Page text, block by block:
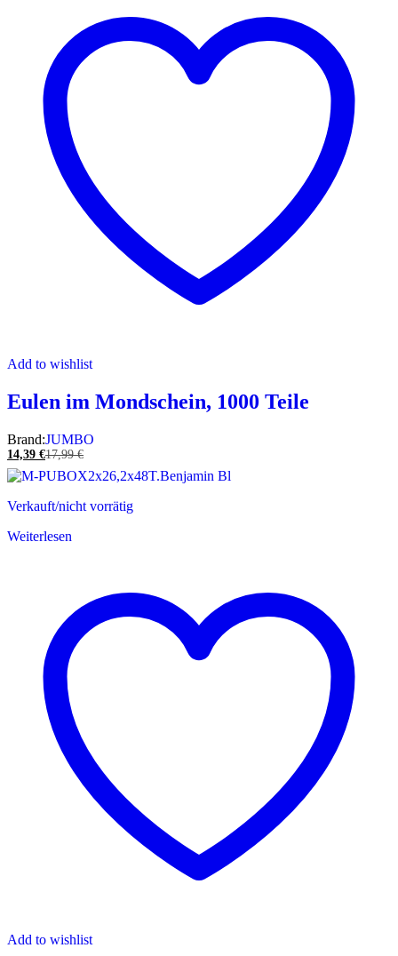
Add to wishlist
Eulen im Mondschein, 1000 Teile
Brand:JUMBO
14,39 €17,99€
Verkauft/nicht vorrätig
Weiterlesen
Add to wishlist